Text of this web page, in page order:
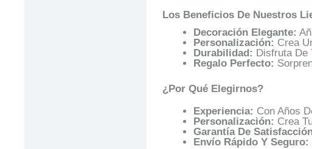
Los Beneficios De Nuestros
Decoración Elegante:
Personalización: Crea
Durabilidad: Disfruta De
Regalo Perfecto:
¿Por Qué Elegirnos?
Experiencia: Con Años
Personalización: Crea
Garantía De
Envío Rápido Y Seguro: